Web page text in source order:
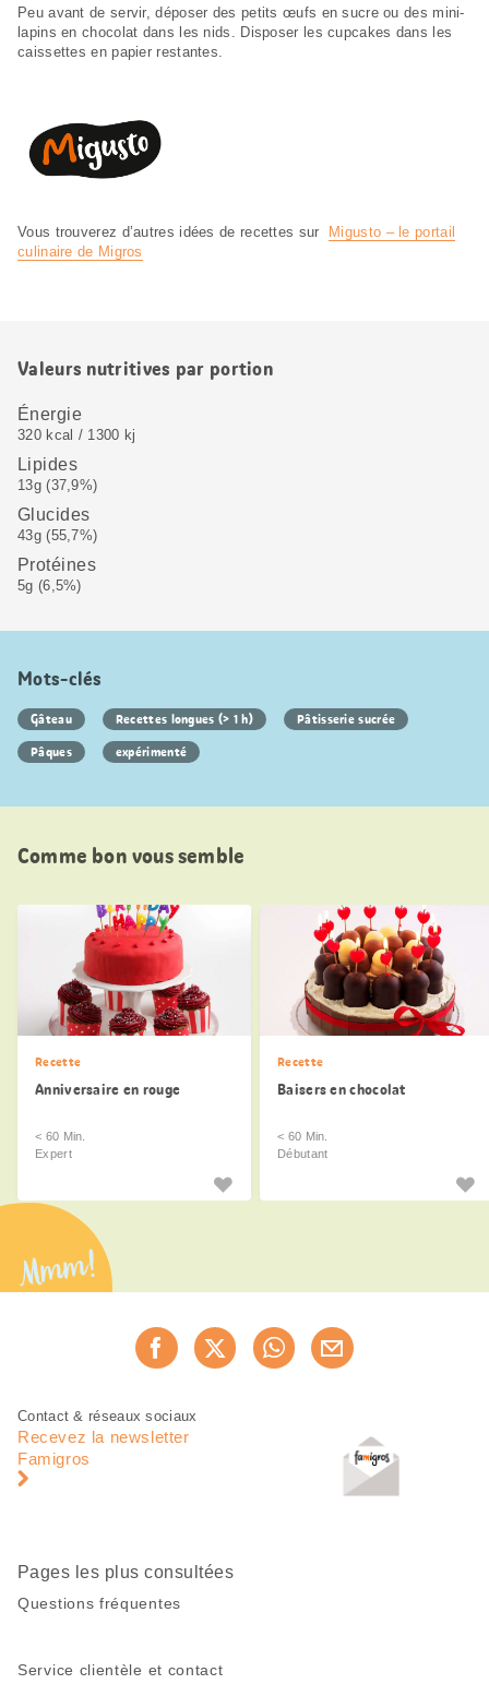
Peu avant de servir, déposer des petits œufs en sucre ou des mini-
lapins en chocolat dans les nids. Disposer les cupcakes dans les
caissettes en papier restantes.
Vous trouverez d’autres idées de recettes sur
Migusto – le portail
culinaire de Migros
Valeurs nutritives par portion
Énergie
320 kcal / 1300 kj
Lipides
13g (37,9%)
Glucides
43g (55,7%)
Protéines
5g (6,5%)
Mots-clés
Gâteau Recettes longues (> 1 h)
Pâtisserie sucrée
Pâques
expérimenté
Comme bon vous semble
Recette
Anniversaire en rouge
< 60 Min.
Expert
Recette
Baisers en chocolat
< 60 Min.
Débutant
Mmm!
Recommander maintenant
Pied
page
Navigation
pied
Contact & réseaux sociaux
Recevez la newsletter
Famigros
Pages les plus consultées
Questions fréquentes
Service clientèle et contact